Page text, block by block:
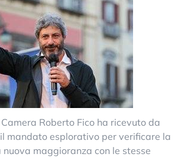
Roberto Fico ha ricevuto da
mandato esplorativo per verificare la
maggioranza con le stesse